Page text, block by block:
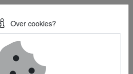
toekomst
Over cookies?